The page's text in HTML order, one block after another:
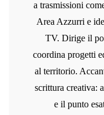
a trasmissioni
Area Azzurri e
TV. Dirige il
coordina progetti
al territorio.
scrittura creativa:
e il punto